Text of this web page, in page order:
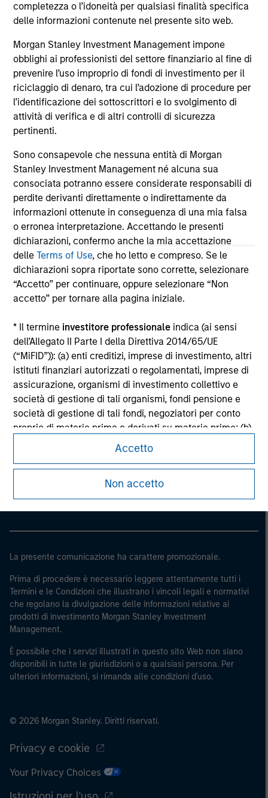
completezza o l’idoneità per qualsiasi finalità specifica
delle informazioni contenute nel presente sito web.
Morgan Stanley Investment Management impone
obblighi ai professionisti del settore finanziario al fine di
prevenire l’uso improprio di fondi di investimento per il
riciclaggio di denaro, tra cui l’adozione di procedure per
l’identificazione dei sottoscrittori e lo svolgimento di
attività di verifica e di altri controlli di sicurezza
pertinenti.
Sono consapevole che nessuna entità di Morgan
Stanley Investment Management né alcuna sua
consociata potranno essere considerate responsabili di
perdite derivanti direttamente o indirettamente da
informazioni ottenute in conseguenza di una mia falsa
o erronea interpretazione. Accettando le presenti
dichiarazioni, confermo anche la mia accettazione
delleTerms of Use, che ho letto e compreso. Se le
dichiarazioni sopra riportate sono corrette, selezionare
“Accetto” per continuare, oppure selezionare “Non
accetto” per tornare alla pagina iniziale.
* Il termine investitore professionale indica (ai sensi
dell’Allegato II Parte I della Direttiva 2014/65/UE
(“MiFID”)): (a) enti creditizi, imprese di investimento, altri
istituti finanziari autorizzati o regolamentati, imprese di
assicurazione, organismi di investimento collettivo e
società di gestione di tali organismi, fondi pensione e
società di gestione di tali fondi, negoziatori per conto
proprio di materie prime e derivati su materie prime; (b)
le imprese di grandi dimensioni che ottemperano, a
criteri dimensionali: (i) totale di bilancio: EUR 20 milioni,
(ii) fatturato netto: EUR 40 milioni o (iii) fondi propri: EUR
2 milioni, che agiscono per proprio conto; o (c) i governi
nazionali e regionali, compresi gli enti pubblici incaricati
della gestione del debito pubblico a livello nazionale o
e sovranazionali come la Banca mondiale, l’FMI, la BCE,
agiscono per proprio conto.
Si osservi che la definizione di Investitore professionale
potrebbe non essere una definizione fornita dall’autorità
web.
Accetto
Non accetto
16-LUG-2026
May not represent all Team Members.
The information on this page is for informational
not constitute and should not be construed as an
offering of advisory services or an offer to sell or a
solicitation of an offer to buy any securities in any
jurisdiction in which such offer or solicitation,
purchase or sale would be unlawful under the
securities, insurance or other laws of such jurisdiction.
All investing involves risks, including a loss of principal.
Please refer to the strategy detail page for important
information on the strategy, including additional risk
considerations.
Morgan Stanley Careers
La presente comunicazione ha carattere promozionale.
Prima di procedere è necessario leggere attentamente tutti i
Termini e le Condizioni che illustrano i vincoli legali e normativi
che regolano la divulgazione delle informazioni relative ai
prodotti di investimento Morgan Stanley Investment
Management.
È possibile che i servizi illustrati in questo sito Web non siano
disponibili in tutte le giurisdizioni o a qualsiasi persona. Per
ulteriori informazioni, si rimanda alle condizioni d'uso.
© 2026 Morgan Stanley. Diritti riservati.
Privacy e cookie
Your Privacy Choices